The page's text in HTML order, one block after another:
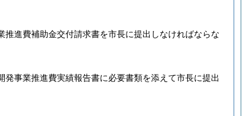
進費補助金交付請求書を市長に提出しなければならな
事業推進費実績報告書に必要書類を添えて市長に提出